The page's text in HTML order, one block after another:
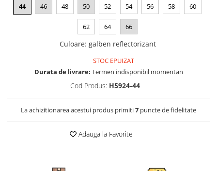
Veste de lucru
Combinezoane de lucru
Costume de ploaie impermeabile
Jachete / Bluze salopeta
Pantaloni impermeabili
Pelerine de ploaie
Veste de lucru
Sorturi impermeabile
44 46 48 50 52 54 56 58 60
62 64 66
Culoare: galben reflectorizant
STOC EPUIZAT
Durata de livrare: Termen indisponibil momentan
Cod Produs: H5924-44
La achizitionarea acestui produs primiti7 puncte de fidelitate
Adauga la Favorite